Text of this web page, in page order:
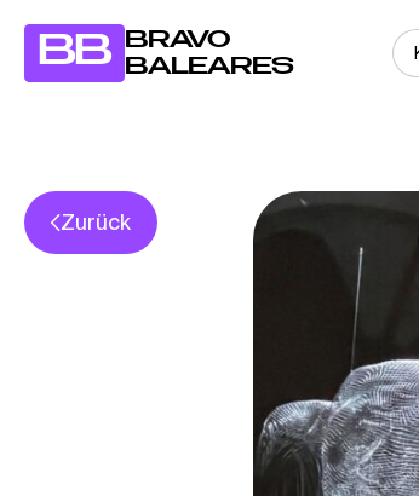
BB
BRAVO
BALEARES
Zurück